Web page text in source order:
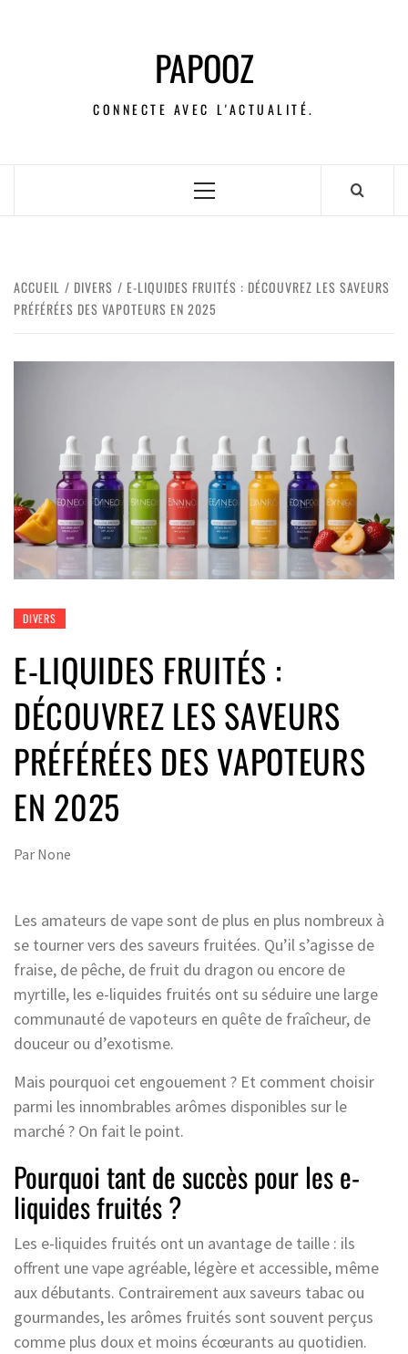
PAPOOZ
CONNECTE AVEC L'ACTUALITÉ.
ACCUEIL DIVERS
E-LIQUIDES FRUITÉS : DÉCOUVREZ LES SAVEURS
PRÉFÉRÉES DES VAPOTEURS EN 2025
DIVERS
E-LIQUIDES FRUITÉS :
DÉCOUVREZ LES SAVEURS
PRÉFÉRÉES DES VAPOTEURS
EN 2025
Par None
Les amateurs de vape sont de plus en plus nombreux à
se tourner vers des saveurs fruitées. Qu’il s’agisse de
fraise, de pêche, de fruit du dragon ou encore de
myrtille, les e-liquides fruités ont su séduire une large
communauté de vapoteurs en quête de fraîcheur, de
douceur ou d’exotisme.
Mais pourquoi cet engouement ? Et comment choisir
parmi les innombrables arômes disponibles sur le
marché ? On fait le point.
Pourquoi tant de succès pour les e-
liquides fruités ?
Les e-liquides fruités ont un avantage de taille : ils
offrent une vape agréable, légère et accessible, même
aux débutants. Contrairement aux saveurs tabac ou
gourmandes, les arômes fruités sont souvent perçus
comme plus doux et moins écœurants au quotidien.